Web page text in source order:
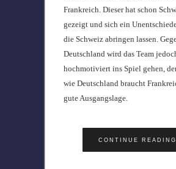
Frankreich. Dieser hat schon
gezeigt und sich ein
die Schweiz abringen lassen.
Deutschland wird das Team
hochmotiviert ins Spiel gehen,
wie Deutschland braucht
gute Ausgangslage.
CONTINUE READING